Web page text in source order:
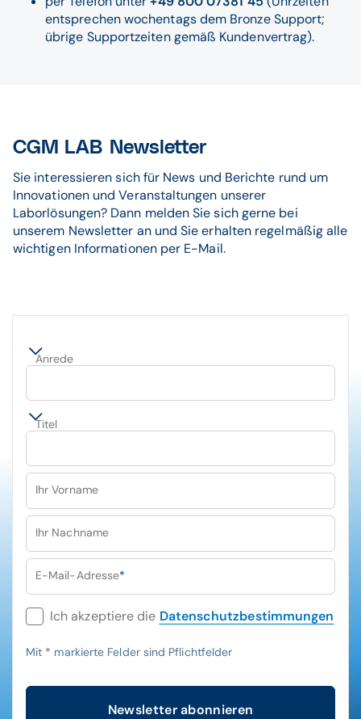
entsprechen wochentags dem Bronze Support;
übrige Supportzeiten gemäß Kundenvertrag).
CGM LAB Newsletter
Sie interessieren sich für News und Berichte rund um
Innovationen und Veranstaltungen unserer
Laborlösungen? Dann melden Sie sich gerne bei
unserem Newsletter an und Sie erhalten regelmäßig alle
wichtigen Informationen per E-Mail.
Anrede
Titel
Ihr Vorname
Ihr Nachname
E-Mail-Adresse*
Ich akzeptiere die Datenschutzbestimmungen
Mit * markierte Felder sind Pflichtfelder
Newsletter abonnieren